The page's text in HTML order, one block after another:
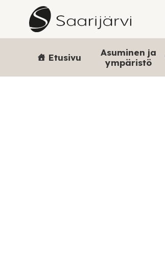
Skip to content
Etusivu
Asuminen ja
ympäristö